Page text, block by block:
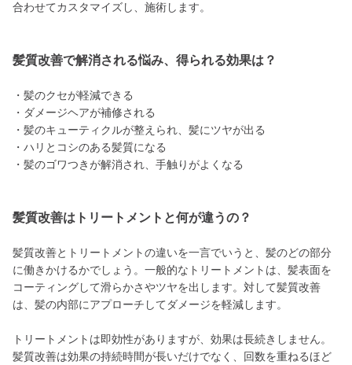
合わせてカスタマイズし、施術します。
髪質改善で解消される悩み、得られる効果は？
・髪のクセが軽減できる
・ダメージヘアが補修される
・髪のキューティクルが整えられ、髪にツヤが出る
・ハリとコシのある髪質になる
・髪のゴワつきが解消され、手触りがよくなる
髪質改善はトリートメントと何が違うの？
髪質改善とトリートメントの違いを一言でいうと、髪のどの部分
に働きかけるかでしょう。一般的なトリートメントは、髪表面を
コーティングして滑らかさやツヤを出します。対して髪質改善
は、髪の内部にアプローチしてダメージを軽減します。
トリートメントは即効性がありますが、効果は長続きしません。
髪質改善は効果の持続時間が長いだけでなく、回数を重ねるほど